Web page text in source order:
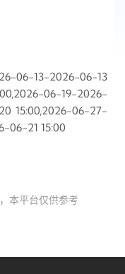
06-13-2026-06-13
06-19-2026-
15:00,2026-06-27-
06-21 15:00
本平台仅供参考